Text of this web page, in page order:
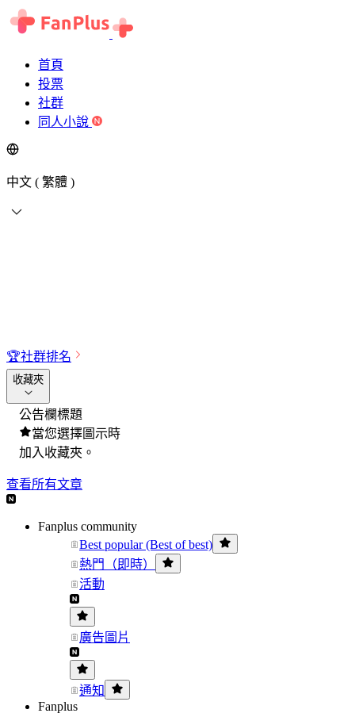
首頁
投票
社群
同人小說
中文 ( 繁體 )
🏆社群排名
收藏夾
公告欄標題
當您選擇圖示時
加入收藏夾。
查看所有文章
Fanplus community
Best popular (Best of best)
熱門（即時）
活動
廣告圖片
通知
Fanplus